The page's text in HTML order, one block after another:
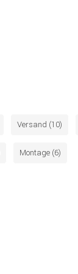
Versand (10)
Montage (6)